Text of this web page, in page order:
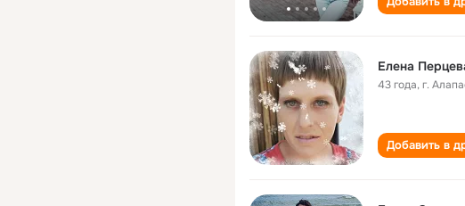
Елена
43 года,г.
Добавить в